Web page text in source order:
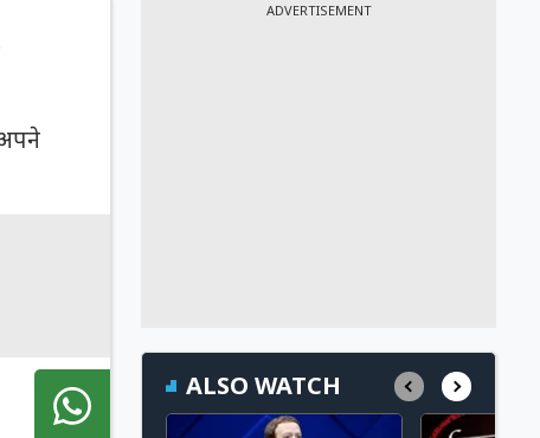
ADVERTISEMENT
ALSO WATCH